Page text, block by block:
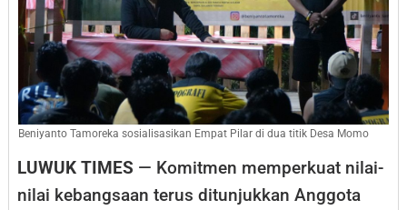
Momo
Beniyanto Tamoreka sosialisasikan Empat Pilar di dua titik Desa Momo
LUWUK TIMES — Komitmen memperkuat nilai-
nilai kebangsaan terus ditunjukkan Anggota